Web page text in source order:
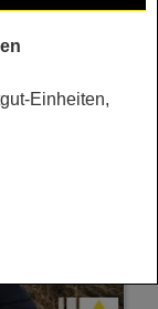
Mehr erfahren
Einheiten,